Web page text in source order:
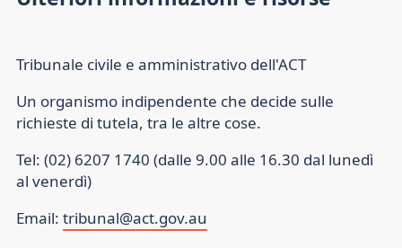
Tribunale civile e amministrativo dell'ACT
Un organismo indipendente che decide sulle
richieste di tutela, tra le altre cose.
Tel: (02) 6207 1740 (dalle 9.00 alle 16.30 dal lunedì
al venerdì)
Email: tribunal@act.gov.au